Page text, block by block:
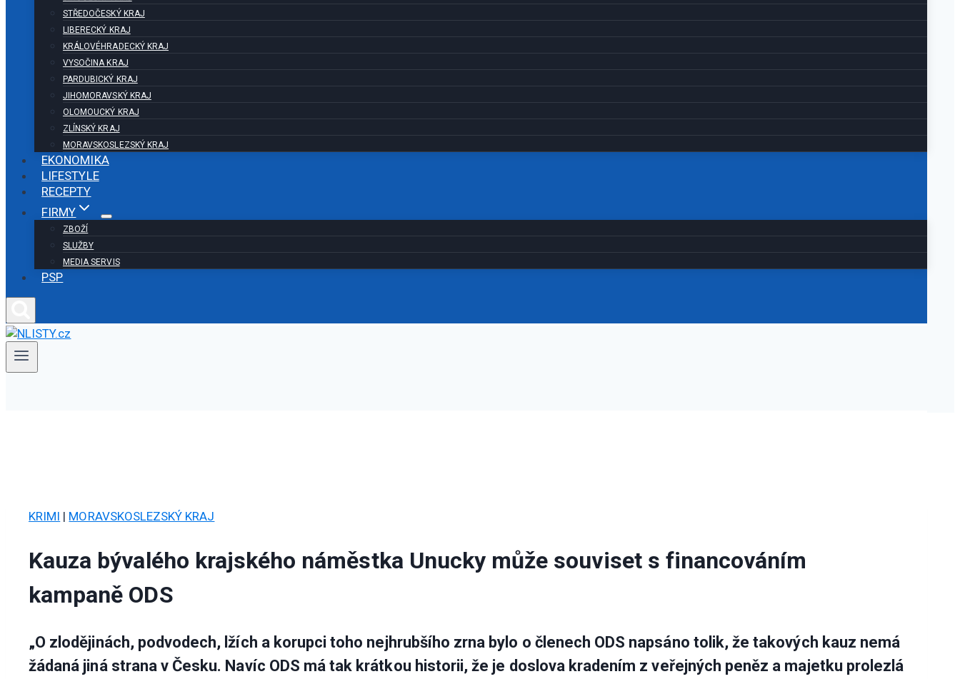
STŘEDOČESKÝ KRAJ
LIBERECKÝ KRAJ
KRÁLOVÉHRADECKÝ KRAJ
VYSOČINA KRAJ
PARDUBICKÝ KRAJ
JIHOMORAVSKÝ KRAJ
OLOMOUCKÝ KRAJ
ZLÍNSKÝ KRAJ
MORAVSKOSLEZSKÝ KRAJ
EKONOMIKA
LIFESTYLE
RECEPTY
FIRMY
ZBOŽÍ
SLUŽBY
MEDIA SERVIS
PSP
KRIMI | MORAVSKOSLEZSKÝ KRAJ
Kauza bývalého krajského náměstka Unucky může souviset s financováním
kampaně ODS
„O zlodějinách, podvodech, lžích a korupci toho nejhrubšího zrna bylo o členech ODS napsáno tolik, že takových kauz nemá
žádaná jiná strana v Česku. Navíc ODS má tak krátkou historii, že je doslova kradením z veřejných peněz a majetku prolezlá